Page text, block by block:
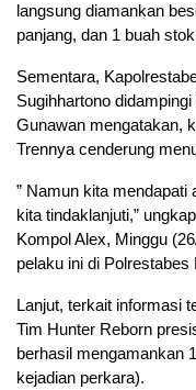
langsung diamankan
panjang, dan 1 buah
Sementara,
Sugihhartono
Gunawan mengatakan,
Trennya cenderung
” Namun kita mendapati
kita tindaklanjuti,”
Kompol Alex, Minggu
pelaku ini di Polrestabes
Lanjut, terkait informasi
Tim Hunter Reborn
berhasil mengamankan
kejadian perkara).